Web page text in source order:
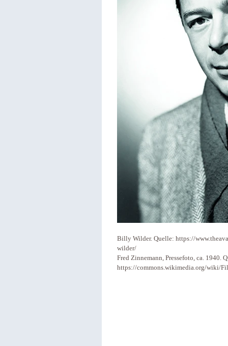
Billy Wilder. Quelle: https://
wilder/
Fred Zinnemann, Pressefoto, ca. 1940.
https://commons.wikimedia.org/wiki/